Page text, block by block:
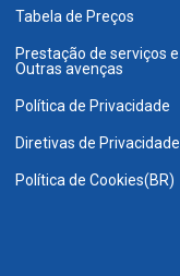
Tabela de Preços
Prestação de serviços e
Outras avenças
Política de Privacidade
Diretivas de Privacidade
Política de Cookies(BR)